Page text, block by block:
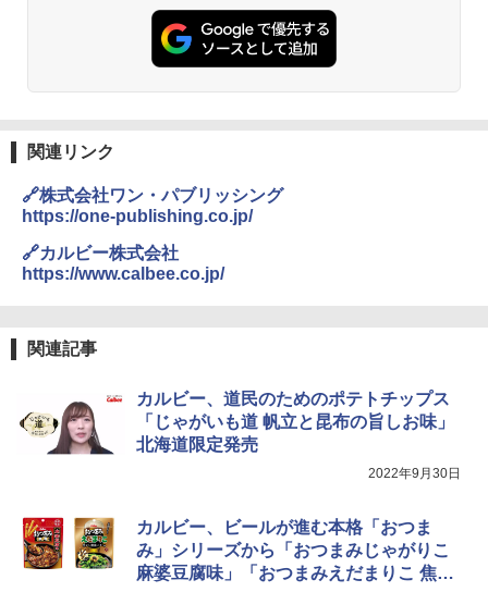
関連リンク
🔗株式会社ワン・パブリッシング
https://one-publishing.co.jp/
🔗カルビー株式会社
https://www.calbee.co.jp/
関連記事
カルビー、道民のためのポテトチップス
「じゃがいも道 帆立と昆布の旨しお味」
北海道限定発売
2022年9月30日
カルビー、ビールが進む本格「おつま
み」シリーズから「おつまみじゃがりこ
麻婆豆腐味」「おつまみえだまりこ 焦が